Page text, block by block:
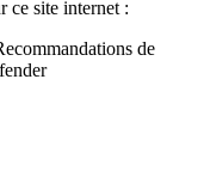
ce site internet :
de